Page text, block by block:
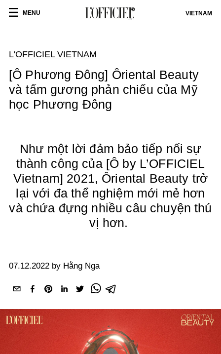
MENU VIETNAM
L'OFFICIEL VIETNAM
[Ô Phương Đông] Ôriental Beauty
và tấm gương phản chiếu của Mỹ
học Phương Đông
Như một lời đảm bảo tiếp nối sự
thành công của [Ô by L’OFFICIEL
Vietnam] 2021, Ôriental Beauty trở
lại với đa thể nghiệm mới mẻ hơn
và chứa đựng nhiều câu chuyện thú
vị hơn.
07.12.2022 by Hằng Nga